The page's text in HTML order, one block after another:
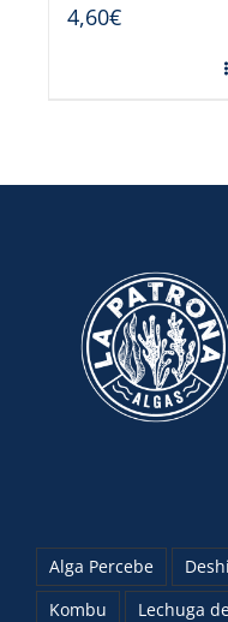
4,60€
Alga Percebe
Kombu
Lechuga